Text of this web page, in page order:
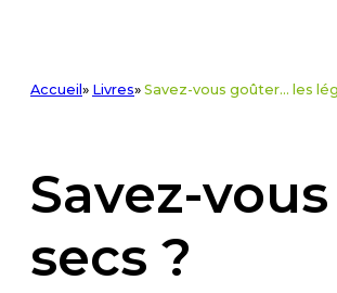
Accueil » Livres» Savez-vous goûter... les
Savez-
secs ?